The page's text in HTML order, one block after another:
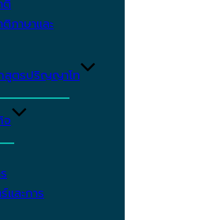
ติ
ภาษาและ
สูตรปริญญาโท
จ
ละการ